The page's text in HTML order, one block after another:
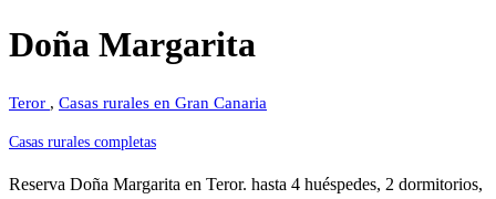
Doña Margarita
Teror , Casas rurales en Gran Canaria
Casas rurales completas
Reserva Doña Margarita en Teror. hasta 4 huéspedes, 2 dormitorios,